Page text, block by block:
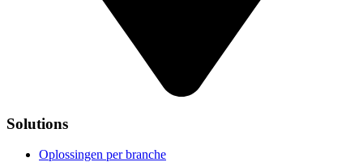
Solutions
Oplossingen per branche